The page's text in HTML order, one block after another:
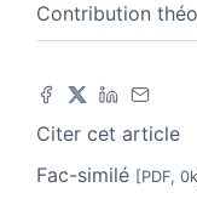
Contribution
Citer cet article
Fac-similé [PDF,